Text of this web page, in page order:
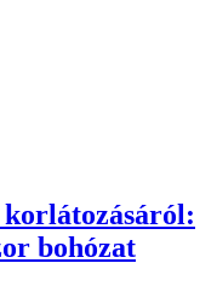
korlátozásáról:
bohózat